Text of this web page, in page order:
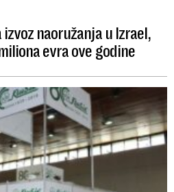
naoružanja u Izrael,
evra ove godine